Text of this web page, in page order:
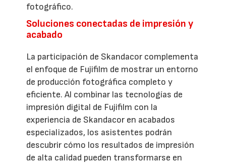
fotográfico.
Soluciones conectadas de impresión y
acabado
La participación de Skandacor complementa
el enfoque de Fujifilm de mostrar un entorno
de producción fotográfica completo y
eficiente. Al combinar las tecnologías de
impresión digital de Fujifilm con la
experiencia de Skandacor en acabados
especializados, los asistentes podrán
descubrir cómo los resultados de impresión
de alta calidad pueden transformarse en